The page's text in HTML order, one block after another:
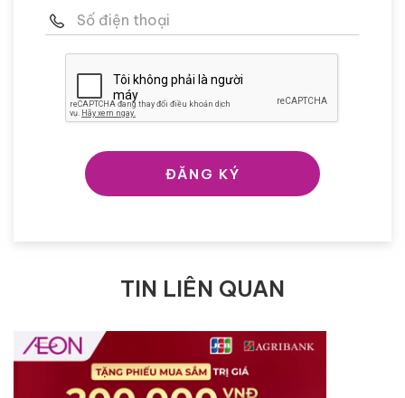
ĐĂNG KÝ
TIN LIÊN QUAN